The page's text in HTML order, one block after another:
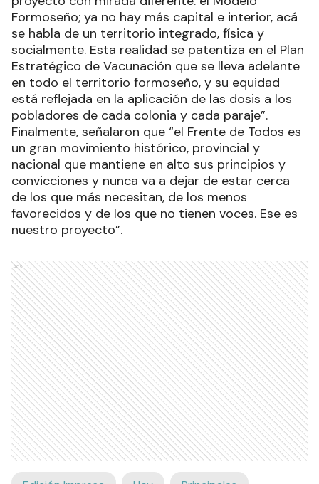
Formoseño; ya no hay más capital e interior, acá
se habla de un territorio integrado, física y
socialmente. Esta realidad se patentiza en el Plan
Estratégico de Vacunación que se lleva adelante
en todo el territorio formoseño, y su equidad
está reflejada en la aplicación de las dosis a los
pobladores de cada colonia y cada paraje”.
Finalmente, señalaron que “el Frente de Todos es
un gran movimiento histórico, provincial y
nacional que mantiene en alto sus principios y
convicciones y nunca va a dejar de estar cerca
de los que más necesitan, de los menos
favorecidos y de los que no tienen voces. Ese es
nuestro proyecto”.
Ads